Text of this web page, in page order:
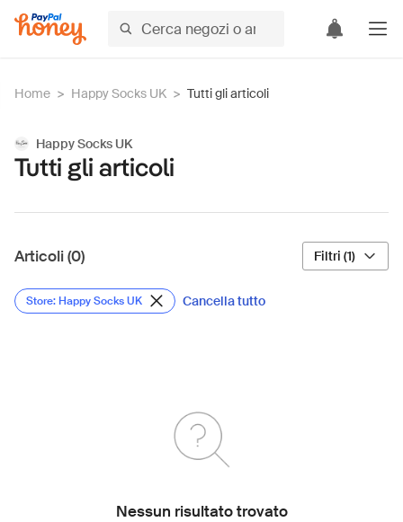
Home > Happy Socks UK > Tutti gli articoli
Happy Socks UK
Tutti gli articoli
Articoli (0) Filtri (1)
Store: Happy Socks UK Cancella tutto
Nessun risultato trovato